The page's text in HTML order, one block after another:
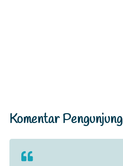
Komentar Pengunjung